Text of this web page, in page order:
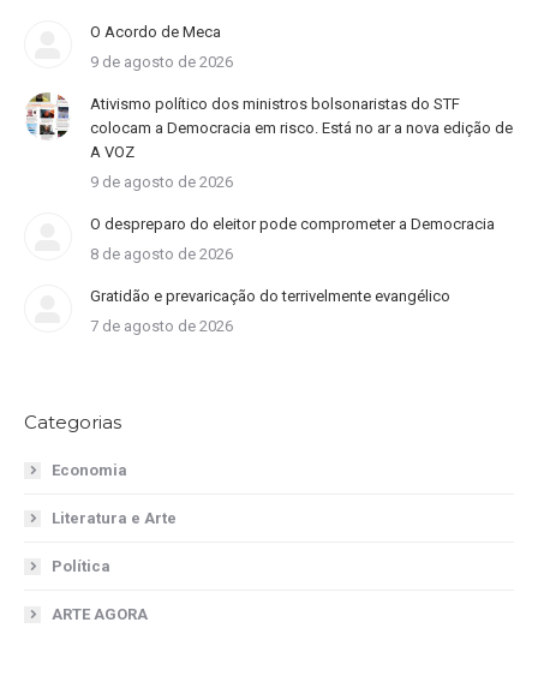
O Acordo de Meca
9 de agosto de 2026
Ativismo político dos ministros bolsonaristas do STF
colocam a Democracia em risco. Está no ar a nova edição de
A VOZ
9 de agosto de 2026
O despreparo do eleitor pode comprometer a Democracia
8 de agosto de 2026
Gratidão e prevaricação do terrivelmente evangélico
7 de agosto de 2026
Categorias
Economia
Literatura e Arte
Política
ARTE AGORA